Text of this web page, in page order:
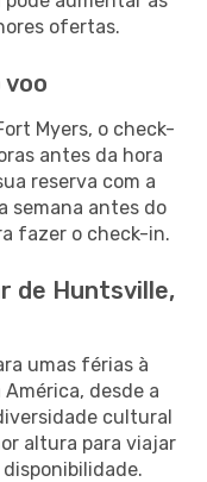
ofertas.
Myers, o check-
antes da hora
reserva com a
semana antes do
fazer o check-in.
de Huntsville,
umas férias à
desde a
cultural
altura para viajar